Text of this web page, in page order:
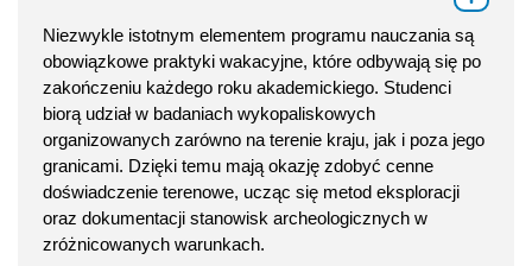
Niezwykle istotnym elementem programu nauczania są
obowiązkowe praktyki wakacyjne, które odbywają się po
zakończeniu każdego roku akademickiego. Studenci
biorą udział w badaniach wykopaliskowych
organizowanych zarówno na terenie kraju, jak i poza jego
granicami. Dzięki temu mają okazję zdobyć cenne
doświadczenie terenowe, ucząc się metod eksploracji
oraz dokumentacji stanowisk archeologicznych w
zróżnicowanych warunkach.